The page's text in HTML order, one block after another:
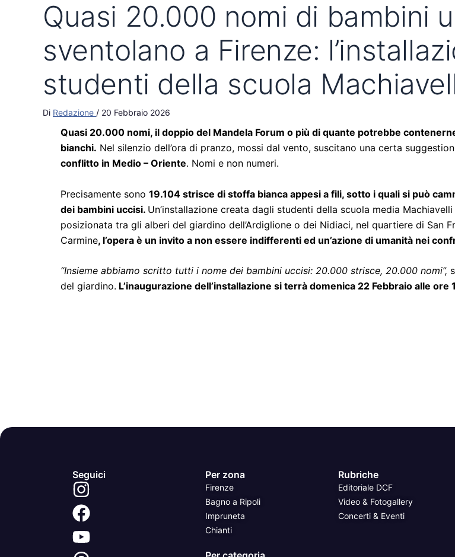
Quasi 20.000 nomi di bambini
sventolano a Firenze:
studenti della scuola
Di Redazione / 20 Febbraio 2026
Quasi 20.000 nomi, il doppio del Mandela Forum o più di quante potrebbe
bianchi. Nel silenzio dell’ora di pranzo, mossi dal vento, suscitano una certa
conflitto in Medio – Oriente. Nomi e non numeri.
Precisamente sono 19.104 strisce di stoffa bianca appesi a fili, sotto i quali si può
dei bambini uccisi. Un’installazione creata dagli studenti della scuola media
posizionata tra gli alberi del giardino dell’Ardiglione o dei Nidiaci, nel quartiere di San
Carmine, l’opera è un invito a non essere indifferenti ed un’azione di umanità nei
“Insieme abbiamo scritto tutti i nome dei bambini uccisi: 20.000 strisce, 20.000 nomi”,
del giardino. L’inaugurazione dell’installazione si terrà domenica 22 Febbraio alle ore
Seguici Per zona
Firenze
Bagno a Ripoli
Impruneta
Chianti
Rubriche
Editoriale DCF
Video & Fotogallery
Concerti & Eventi